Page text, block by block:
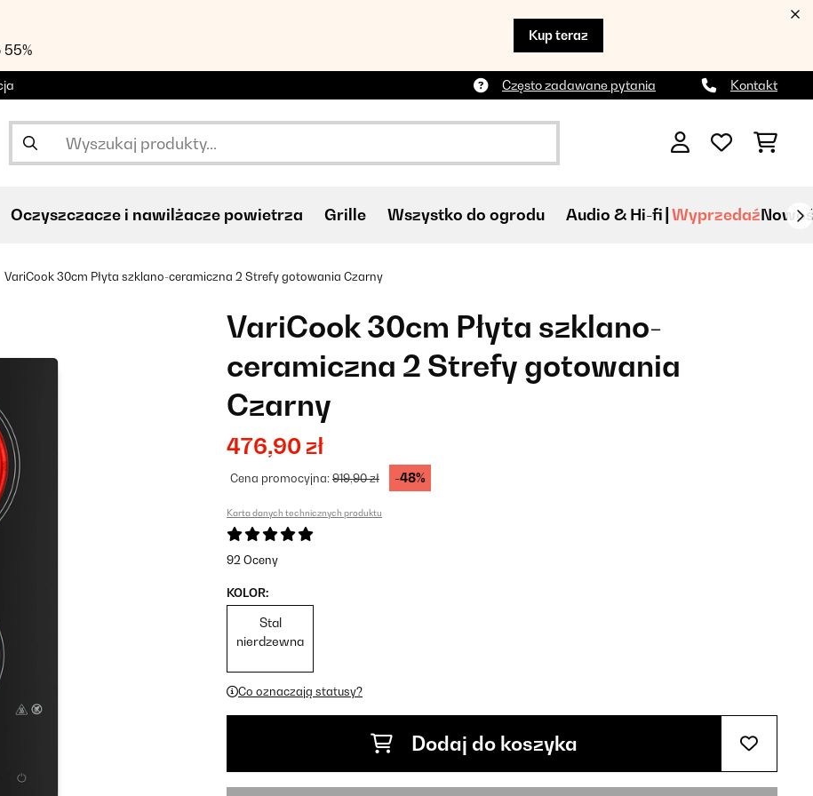
Kup teraz
Często zadawane pytania Kontakt
Oczyszczacze i nawilżacze powietrza Grille Wszystko do ogrodu Audio & Hi-fi Wyprzedaź
VariCook 30cm Płyta szklano-ceramiczna 2 Strefy gotowania Czarny
VariCook 30cm Płyta szklano-
ceramiczna 2 Strefy gotowania
Czarny
476,90 zł
Cena promocyjna:919,90 zł -48%
Karta danych technicznych produktu
92 Oceny
KOLOR:
Stal
nierdzewna
Co oznaczają statusy?
Dodaj do koszyka